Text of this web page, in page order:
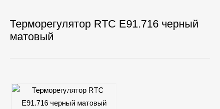
Терморегулятор RTC E91.716 черный
матовый